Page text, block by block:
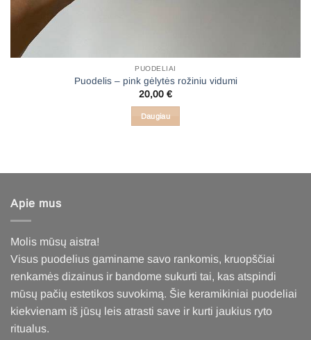
PUODELIAI
Puodelis – pink gėlytės rožiniu vidumi
20,00 €
Daugiau
Apie mus
Molis mūsų aistra!
Visus puodelius gaminame savo rankomis, kruopščiai
renkamės dizainus ir bandome sukurti tai, kas atspindi
mūsų pačių estetikos suvokimą. Šie keramikiniai puodeliai
kiekvienam iš jūsų leis atrasti save ir kurti jaukius ryto
ritualus.